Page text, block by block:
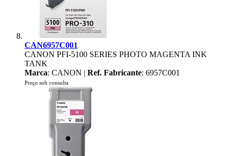
CAN6957C001
CANON PFI-5100 SERIES PHOTO MAGENTA INK
TANK
Marca: CANON | Ref. Fabricante: 6957C001
Preço sob consulta